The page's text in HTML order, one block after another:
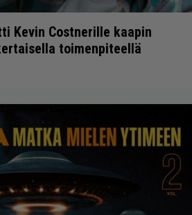
Kevin Costnerille kaapin
toimenpiteellä